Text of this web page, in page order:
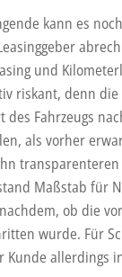
kann es
und
riskant, denn
des Fahrzeugs
als vorher
Maßstab für
ob die
wurde. Für
Kunde allerdings